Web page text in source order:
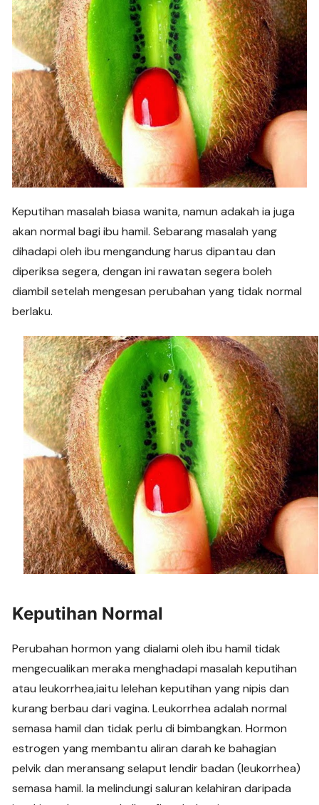
Keputihan masalah biasa wanita, namun adakah ia juga
akan normal bagi ibu hamil. Sebarang masalah yang
dihadapi oleh ibu mengandung harus dipantau dan
diperiksa segera, dengan ini rawatan segera boleh
diambil setelah mengesan perubahan yang tidak normal
berlaku.
Keputihan Normal
Perubahan hormon yang dialami oleh ibu hamil tidak
mengecualikan meraka menghadapi masalah keputihan
atau leukorrhea,iaitu lelehan keputihan yang nipis dan
kurang berbau dari vagina. Leukorrhea adalah normal
semasa hamil dan tidak perlu di bimbangkan. Hormon
estrogen yang membantu aliran darah ke bahagian
pelvik dan meransang selaput lendir badan (leukorrhea)
semasa hamil. Ia melindungi saluran kelahiran daripada